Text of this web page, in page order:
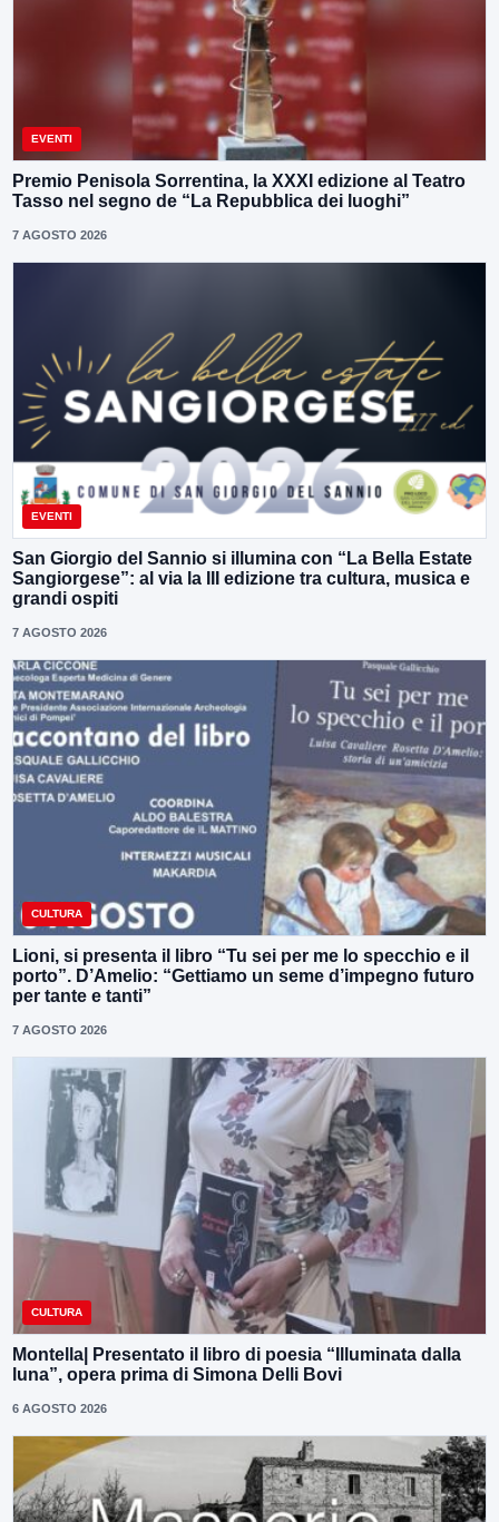
EVENTI
Premio Penisola Sorrentina, la XXXI edizione al Teatro
Tasso nel segno de “La Repubblica dei luoghi”
7 AGOSTO 2026
EVENTI
San Giorgio del Sannio si illumina con “La Bella Estate
Sangiorgese”: al via la III edizione tra cultura, musica e
grandi ospiti
7 AGOSTO 2026
CULTURA
Lioni, si presenta il libro “Tu sei per me lo specchio e il
porto”. D’Amelio: “Gettiamo un seme d’impegno futuro
per tante e tanti”
7 AGOSTO 2026
CULTURA
Montella| Presentato il libro di poesia “Illuminata dalla
luna”, opera prima di Simona Delli Bovi
6 AGOSTO 2026